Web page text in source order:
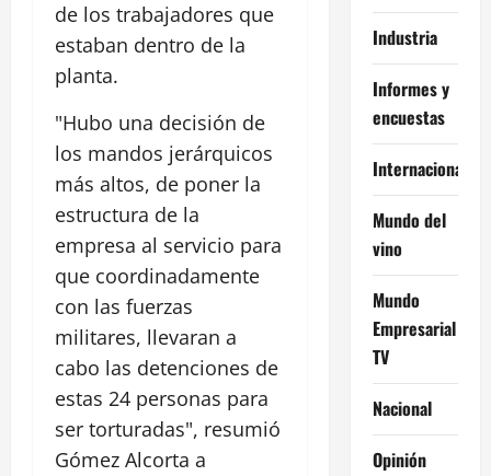
de los trabajadores que
estaban dentro de la
planta.
"Hubo una decisión de
los mandos jerárquicos
más altos, de poner la
estructura de la
empresa al servicio para
que coordinadamente
con las fuerzas
militares, llevaran a
cabo las detenciones de
estas 24 personas para
ser torturadas", resumió
Gómez Alcorta a
Industria
Informes y
encuestas
Internacional
Mundo del
vino
Mundo
Empresarial
TV
Nacional
Opinión